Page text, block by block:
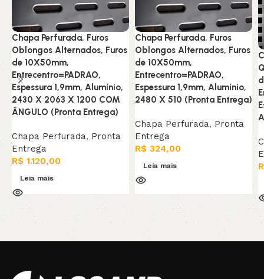
Chapa Perfurada, Furos
Oblongos Alternados, Furos
de 10X50mm,
Entrecentro=PADRAO,
Espessura 1,9mm, Alumínio,
2430 X 2063 X 1200 COM
ÂNGULO (Pronta Entrega)
Chapa Perfurada, Pronta
Entrega
R$ 1.120,00
Leia mais
Chapa Perfurada, Furos
Oblongos Alternados, Furos
de 10X50mm,
Entrecentro=PADRAO,
Espessura 1,9mm, Alumínio,
2480 X 510 (Pronta Entrega)
Chapa Perfurada, Pronta
Entrega
R$ 324,00
Leia mais